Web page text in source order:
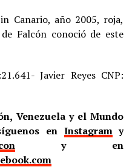
Canario, año 2005, roja,
Falcón conoció de este
Javier Reyes CNP:
Venezuela y el Mundo
en Instagramy
y en